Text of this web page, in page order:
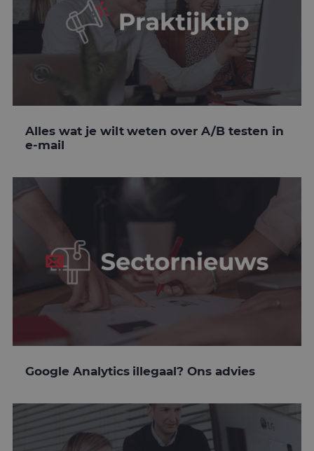
Alles wat je wilt weten over A/B testen in
e-mail
Google Analytics illegaal? Ons advies